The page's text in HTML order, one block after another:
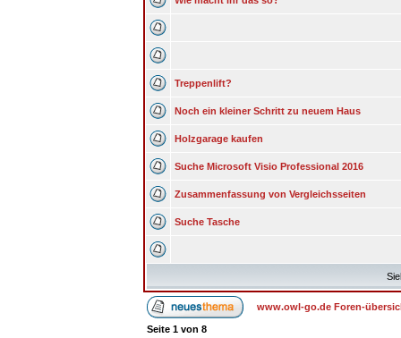
Treppenlift?
Noch ein kleiner Schritt zu neuem Haus
Holzgarage kaufen
Suche Microsoft Visio Professional 2016
Zusammenfassung von Vergleichsseiten
Suche Tasche
www.owl-go.de Foren-
Seite 1 von 8